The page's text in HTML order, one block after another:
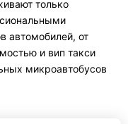
только
автомобилей, от
и вип такси
микроавтобусов